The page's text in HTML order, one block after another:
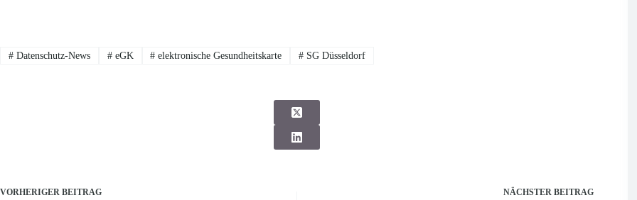
#Datenschutz-News #eGK # elektronische Gesundheitskarte # SG Düsseldorf
VORHERIGER BEITRAG NÄCHSTER BEITRAG